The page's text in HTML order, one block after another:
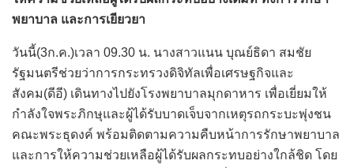
พยาบาล และการเยียวยา
วันนี้(3ก.ค.)เวลา 09.30 น. นางสาวแนน บุณย์ธิดา สมชัย
รัฐมนตรีช่วยว่าการกระทรวงดิจิทัลเพื่อเศรษฐกิจและ
สังคม(ดีอี) เดินทางไปยังโรงพยาบาลมุกดาหาร เพื่อเยี่ยมให้
กำลังใจพระภิกษุและผู้ได้รับบาดเจ็บจากเหตุรถกระบะพุ่งชน
คณะพระธุดงค์ พร้อมติดตามความคืบหน้าการรักษาพยาบาล
และการให้ความช่วยเหลือผู้ได้รับผลกระทบอย่างใกล้ชิด โดย